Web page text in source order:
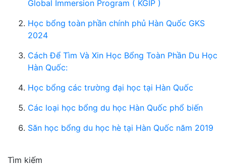
Global Immersion Program ( KGIP )
Học bổng toàn phần chính phủ Hàn Quốc GKS
2024
Cách Để Tìm Và Xin Học Bổng Toàn Phần Du Học
Hàn Quốc:
Học bổng các trường đại học tại Hàn Quốc
Các loại học bổng du học Hàn Quốc phổ biến
Săn học bổng du học hè tại Hàn Quốc năm 2019
Tìm kiếm